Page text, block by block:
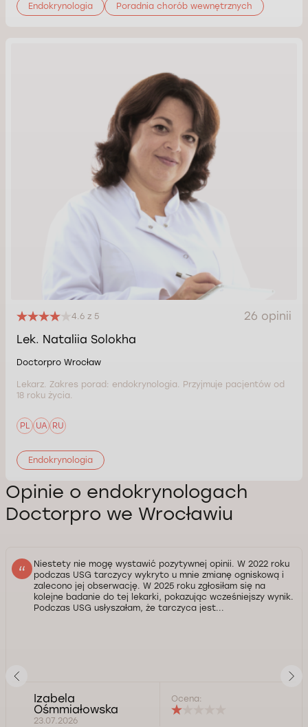
Endokrynologia Poradnia chorób wewnętrznych
4.6 z 5
26 opinii
Lek. Nataliia Solokha
Doctorpro Wrocław
Lekarz. Zakres porad: endokrynologia. Przyjmuje pacjentów od
18 roku życia.
PL UA RU
Endokrynologia
Opinie o endokrynologach
Doctorpro we Wrocławiu
Niestety nie mogę wystawić pozytywnej opinii. W 2022 roku
podczas USG tarczycy wykryto u mnie zmianę ogniskową i
zalecono jej obserwację. W 2025 roku zgłosiłam się na
kolejne badanie do tej lekarki, pokazując wcześniejszy wynik.
Podczas USG usłyszałam, że tarczyca jest...
Izabela
Ośmmiałowska
23.07.2026
Ocena: